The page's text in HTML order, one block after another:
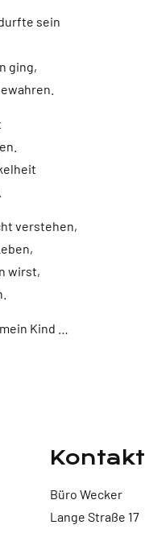
sein
ging,
verstehen,
wirst,
Kind …
Kontakt
Büro Wecker
Lange Straße 17